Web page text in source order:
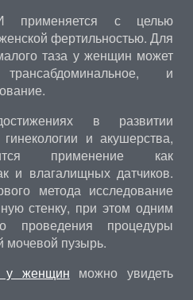
применяется с целью
фертильностью. Для
таза у женщин может
и
в развитии
и акушерства,
применение как
и влагалищных датчиков.
метода исследование
стенку, при этом одним
проведения процедуры
мочевой пузырь.
у женщин можно увидеть